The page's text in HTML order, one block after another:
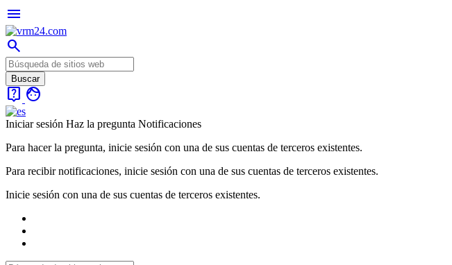
menu
search
live_help face
Iniciar sesión Haz la pregunta Notificaciones
Para hacer la pregunta, inicie sesión con una de sus cuentas de terceros existentes.
Para recibir notificaciones, inicie sesión con una de sus cuentas de terceros existentes.
Inicie sesión con una de sus cuentas de terceros existentes.